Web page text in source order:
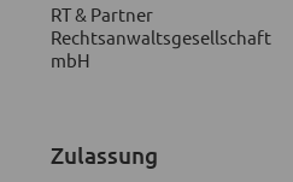
RT & Partner
Rechtsanwaltsgesellschaft
mbH
Zulassung